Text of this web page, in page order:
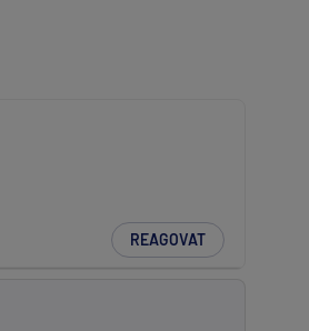
REAGOVAT